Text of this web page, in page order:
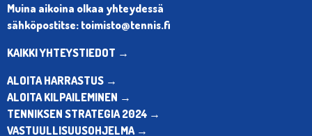
Muina aikoina olkaa yhteydessä
sähköpostitse: toimisto@tennis.fi
KAIKKI YHTEYSTIEDOT →
ALOITA HARRASTUS →
ALOITA KILPAILEMINEN →
TENNIKSEN STRATEGIA 2024 →
VASTUULLISUUSOHJELMA →